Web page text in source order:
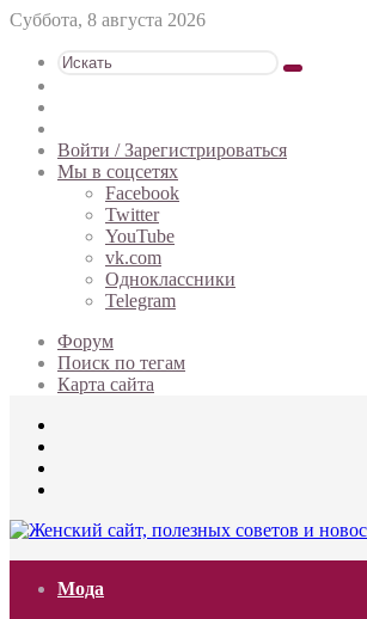
Суббота, 8 августа 2026
Искать
статья
Войти / Зарегистрироваться
Мы в соцсетях
Facebook
Twitter
YouTube
vk.com
Одноклассники
Telegram
Форум
Поиск по тегам
Карта сайта
Мода